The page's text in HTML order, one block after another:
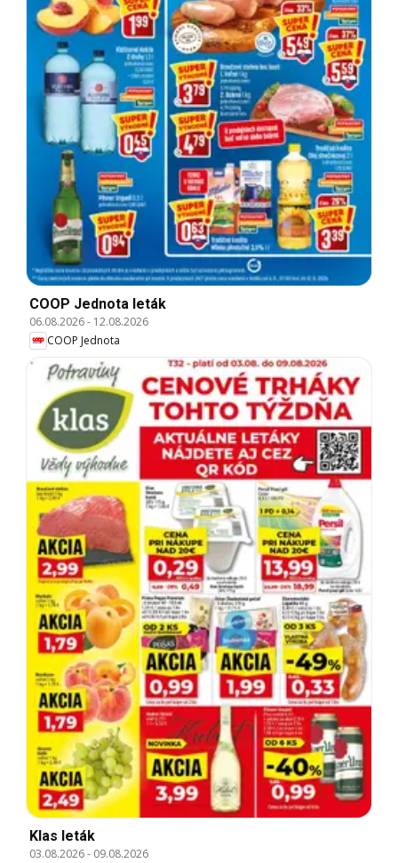
COOP Jednota leták
06.08.2026- 12.08.2026
COOP Jednota
Klas leták
03.08.2026- 09.08.2026